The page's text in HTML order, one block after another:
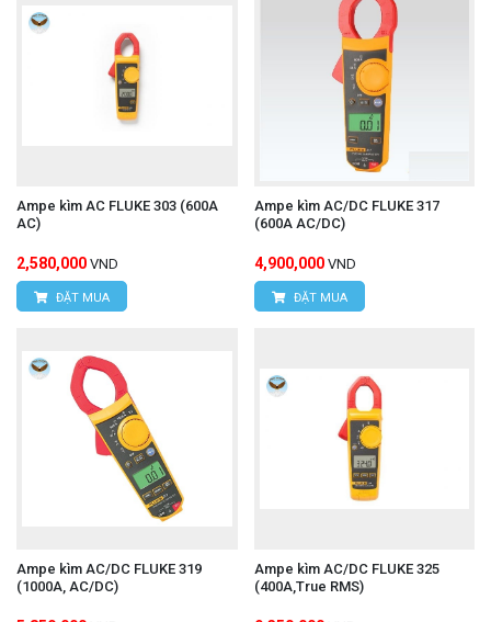
Ampe kìm AC FLUKE 303 (600A
AC)
2,580,000 VND
ĐẶT MUA
Ampe kìm AC/DC FLUKE 317
(600A AC/DC)
4,900,000 VND
ĐẶT MUA
Ampe kìm AC/DC FLUKE 319
(1000A, AC/DC)
Ampe kìm AC/DC FLUKE 325
(400A,True RMS)